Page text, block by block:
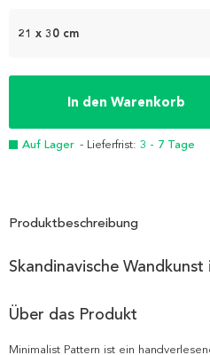
21 x 30 cm
In den Warenkorb
Auf Lager - Lieferfrist: 3 - 7 Tage
Produktbeschreibung
Skandinavische
Über das Produkt
Minimalist Pattern ist ein